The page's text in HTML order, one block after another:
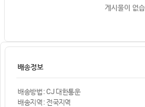
게시물이 없
배송정보
배송방법 : CJ 대한통운
배송지역 : 전국지역